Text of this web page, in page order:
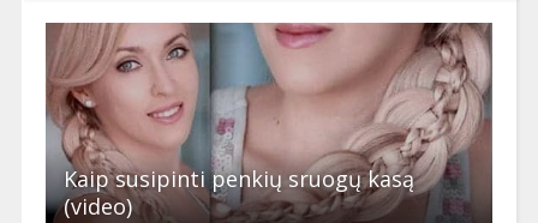
Kaip susipinti penkių sruogų kasą
(video)